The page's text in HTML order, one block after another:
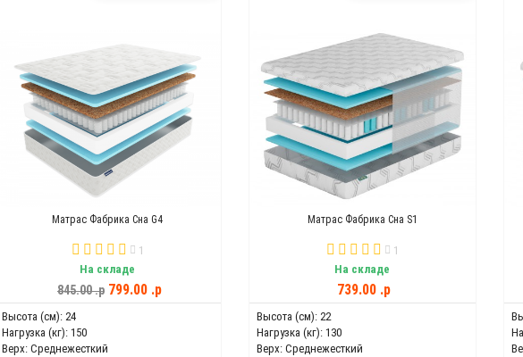
Матрас Фабрика Сна G4
1
На складе
845.00 .p 799.00 .p
Высота (см): 24
Нагрузка (кг): 150
Верх: Среднежесткий
Матрас Фабрика Сна S1
1
На складе
739.00 .p
Высота (см): 22
Нагрузка (кг): 130
Верх: Среднежесткий